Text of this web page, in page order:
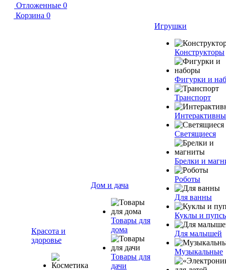
Отложенные 0
Корзина 0
Красота и
здоровье
Дом и дача
Товары для
дома
Товары для
дачи
Игрушки
Конструкторы
Фигурки и
Транспорт
Светящиеся
Брелки и
Роботы
Для ванны
Куклы и
Для малышей
Музыкальные